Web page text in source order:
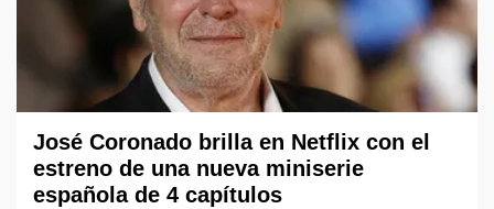
José Coronado brilla en Netflix con el
estreno de una nueva miniserie
española de 4 capítulos